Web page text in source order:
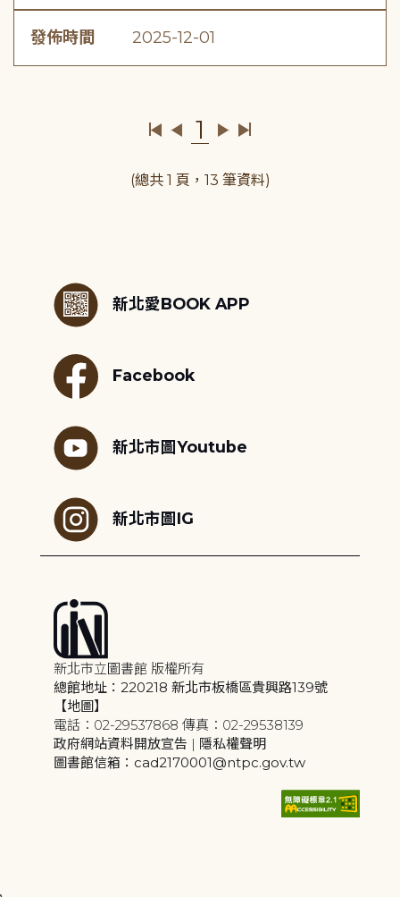
發佈時間 2025-12-01
1
(總共 1 頁，13 筆資料)
新北愛BOOK APP
Facebook
新北市圖Youtube
新北市圖IG
新北市立圖書館 版權所有
總館地址：220218 新北市板橋區貴興路139號
【地圖】
電話：02-29537868 傳真：02-29538139
政府網站資料開放宣告 | 隱私權聲明
圖書館信箱：cad2170001@ntpc.gov.tw